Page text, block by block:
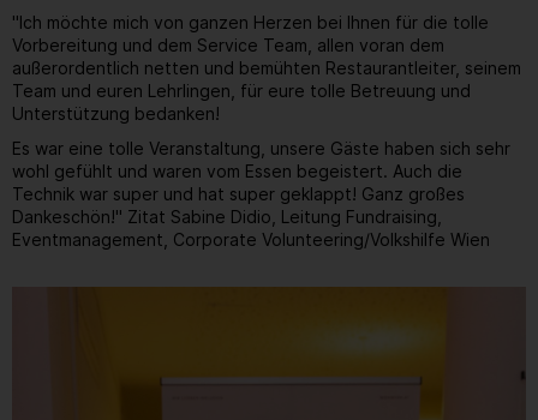
"Ich möchte mich von ganzen Herzen bei Ihnen für die tolle
Vorbereitung und dem Service Team, allen voran dem
außerordentlich netten und bemühten Restaurantleiter, seinem
Team und euren Lehrlingen, für eure tolle Betreuung und
Unterstützung bedanken!
Es war eine tolle Veranstaltung, unsere Gäste haben sich sehr
wohl gefühlt und waren vom Essen begeistert. Auch die
Technik war super und hat super geklappt! Ganz großes
Dankeschön!" Zitat Sabine Didio, Leitung Fundraising,
Eventmanagement, Corporate Volunteering/Volkshilfe Wien